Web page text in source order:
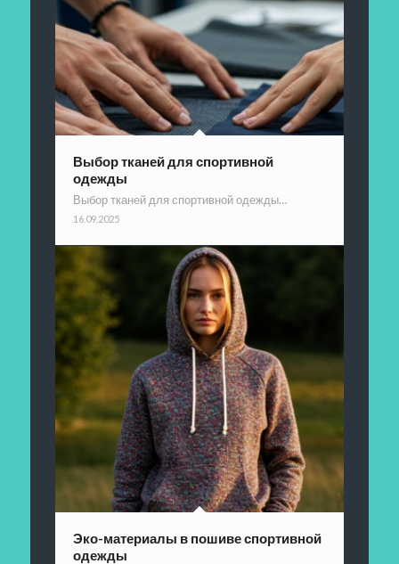
Выбор тканей для спортивной
одежды
Выбор тканей для спортивной одежды…
16.09.2025
Эко-материалы в пошиве спортивной
одежды